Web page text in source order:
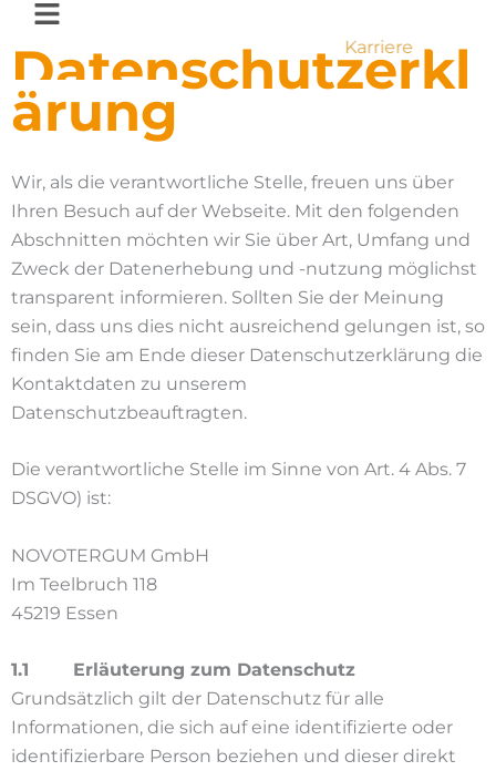
Zum
springen
Karriere
Datenschutzerkl
ärung
Wir, als die verantwortliche Stelle, freuen uns über
Ihren Besuch auf der Webseite. Mit den folgenden
Abschnitten möchten wir Sie über Art, Umfang und
Zweck der Datenerhebung und -nutzung möglichst
transparent informieren. Sollten Sie der Meinung
sein, dass uns dies nicht ausreichend gelungen ist, so
finden Sie am Ende dieser Datenschutzerklärung die
Kontaktdaten zu unserem
Datenschutzbeauftragten.
Die verantwortliche Stelle im Sinne von Art. 4 Abs. 7
DSGVO) ist:
NOVOTERGUM GmbH
Im Teelbruch 118
45219 Essen
1.1 Erläuterung zum Datenschutz
Grundsätzlich gilt der Datenschutz für alle
Informationen, die sich auf eine identifizierte oder
identifizierbare Person beziehen und dieser direkt